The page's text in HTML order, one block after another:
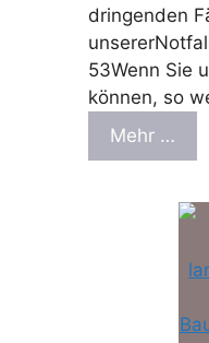
dringenden
53Wenn Sie
können, so
Mehr …